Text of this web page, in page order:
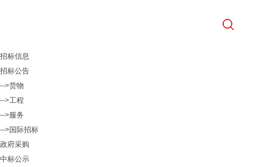
招标信息
招标公告
-->货物
-->工程
-->服务
-->国际招标
政府采购
中标公示